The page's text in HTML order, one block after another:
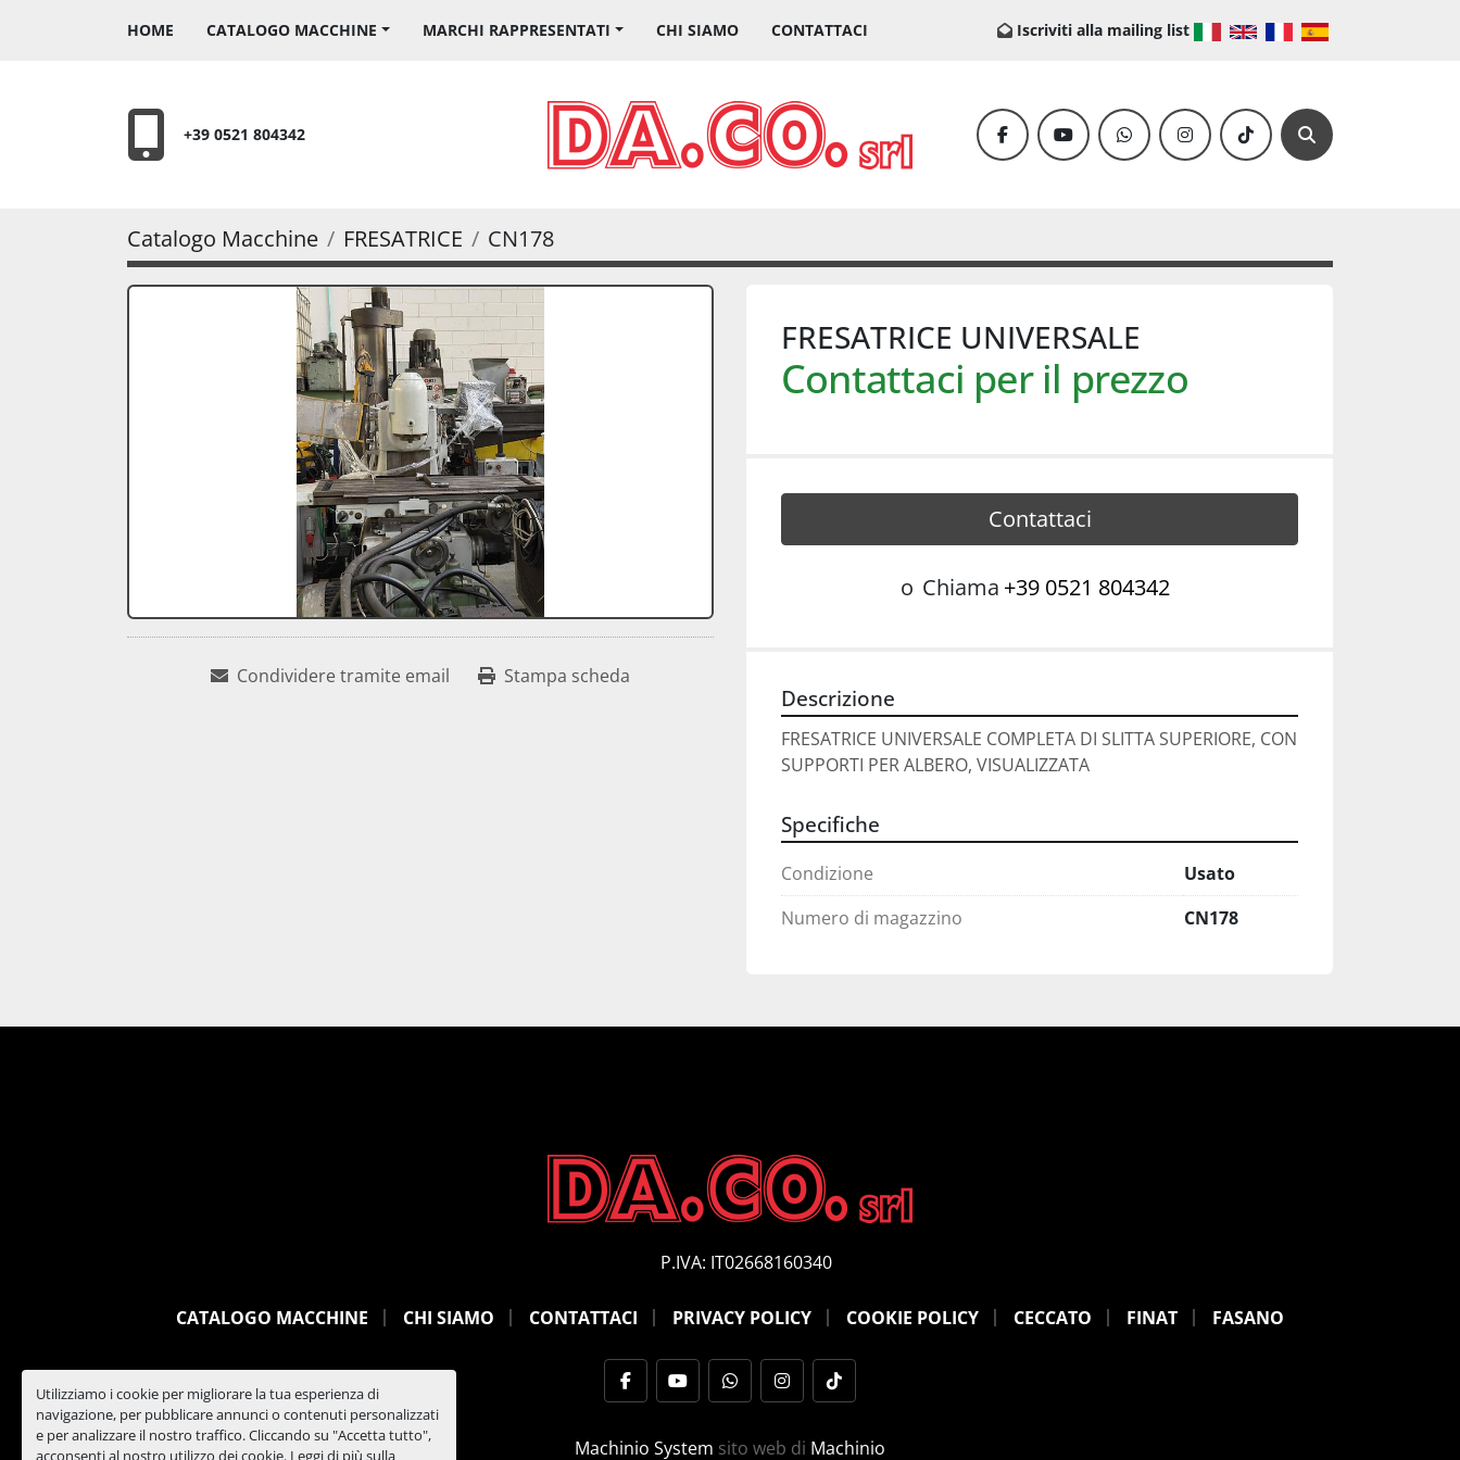
Utilizziamo i cookie per migliorare la tua esperienza di
navigazione, per pubblicare annunci o contenuti personalizzati
e per analizzare il nostro traffico. Cliccando su "Accetta tutto",
acconsenti al nostro utilizzo dei cookie. Leggi di più sulla
HOME CATALOGO MACCHINE MARCHI RAPPRESENTATI CHI SIAMO CONTATTACI Iscriviti alla mailing list
+39 0521 804342 facebookyoutubewhatsappinstagramtiktok Cerca
Catalogo Macchine FRESATRICE CN178
Condividere tramite email Stampa scheda
FRESATRICE UNIVERSALE
Contattaci per il prezzo
Contattaci
o Chiama +39 0521 804342
Descrizione
FRESATRICE UNIVERSALE COMPLETA DI SLITTA SUPERIORE, CON
SUPPORTI PER ALBERO, VISUALIZZATA
Specifiche
Condizione
Usato
Numero di magazzino
CN178
P.IVA: IT02668160340
CATALOGO MACCHINE CHI SIAMO CONTATTACI PRIVACY POLICY COOKIE POLICY CECCATO FINAT FASANO
facebookyoutubewhatsappinstagram
tiktok
Machinio System sito web di Machinio